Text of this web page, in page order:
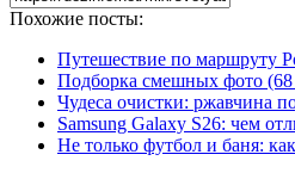
Похожие посты:
Путешествие по маршруту
Подборка смешных фото
Чудеса очистки: ржавчина
Samsung Galaxy S26: чем
Не только футбол и баня: